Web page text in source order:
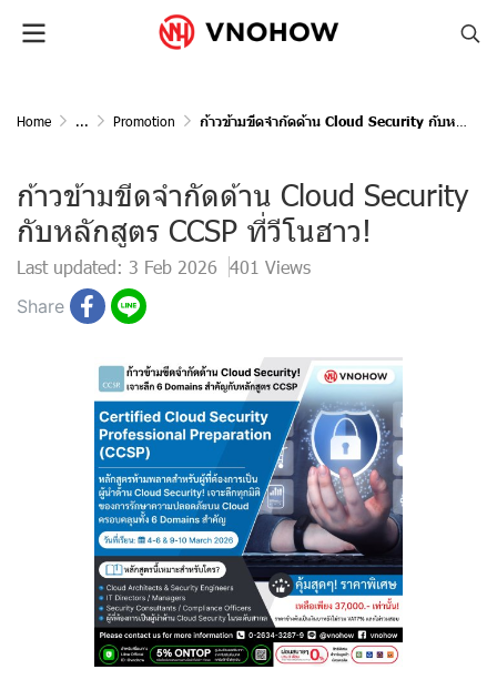
Home ... Promotion ก้าวข้ามขีดจำกัดด้าน Cloud Security กับหลักสูตร CCSP ที่วีโนฮาว!
ก้าวข้ามขีดจำกัดด้าน Cloud Security
กับหลักสูตร CCSP ที่วีโนฮาว!
Last updated: 3 Feb 2026 401 Views
Share